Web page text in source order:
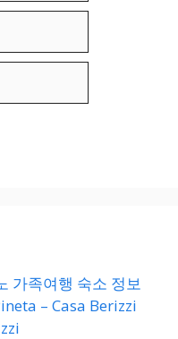
가족여행 숙소 정보
– Casa Berizzi